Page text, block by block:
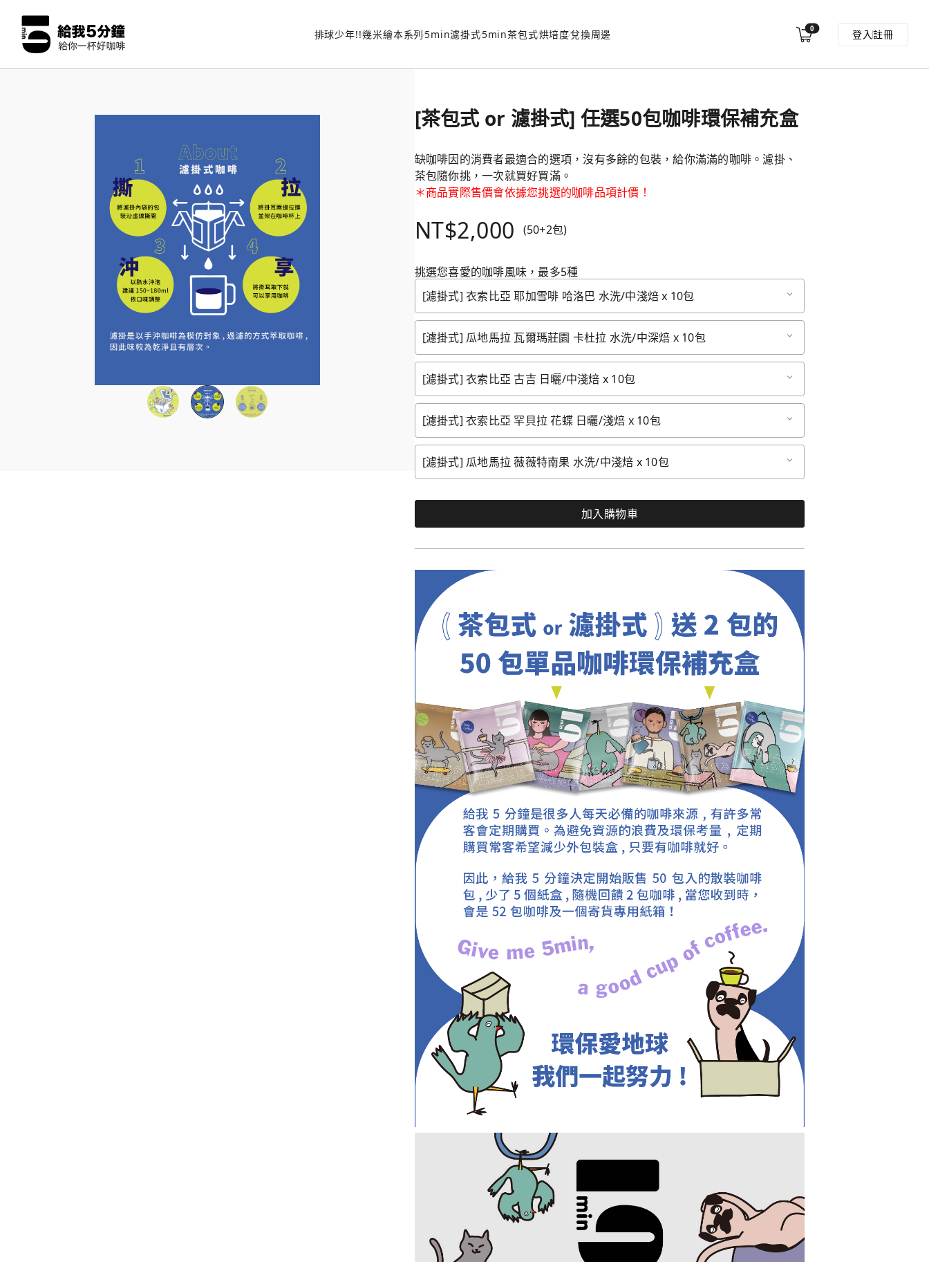
排球少年!!幾米繪本系列5min濾掛式5min茶包式烘培度兌換周邊 0 登入註冊
[茶包式 or 濾掛式] 任選50包咖啡環保補充盒
缺咖啡因的消費者最適合的選項，沒有多餘的包裝，給你滿滿的咖啡。濾掛、
茶包隨你挑，一次就買好買滿。
＊商品實際售價會依據您挑選的咖啡品項計價！
NT$2,000 (50+2包)
挑選您喜愛的咖啡風味，最多5種
[濾掛式] 衣索比亞 耶加雪啡 哈洛巴 水洗/中淺焙 x 10包
[濾掛式] 瓜地馬拉 瓦爾瑪莊園 卡杜拉 水洗/中深焙 x 10包
[濾掛式] 衣索比亞 古吉 日曬/中淺焙 x 10包
[濾掛式] 衣索比亞 罕貝拉 花蝶 日曬/淺焙 x 10包
[濾掛式] 瓜地馬拉 薇薇特南果 水洗/中淺焙 x 10包
加入購物車